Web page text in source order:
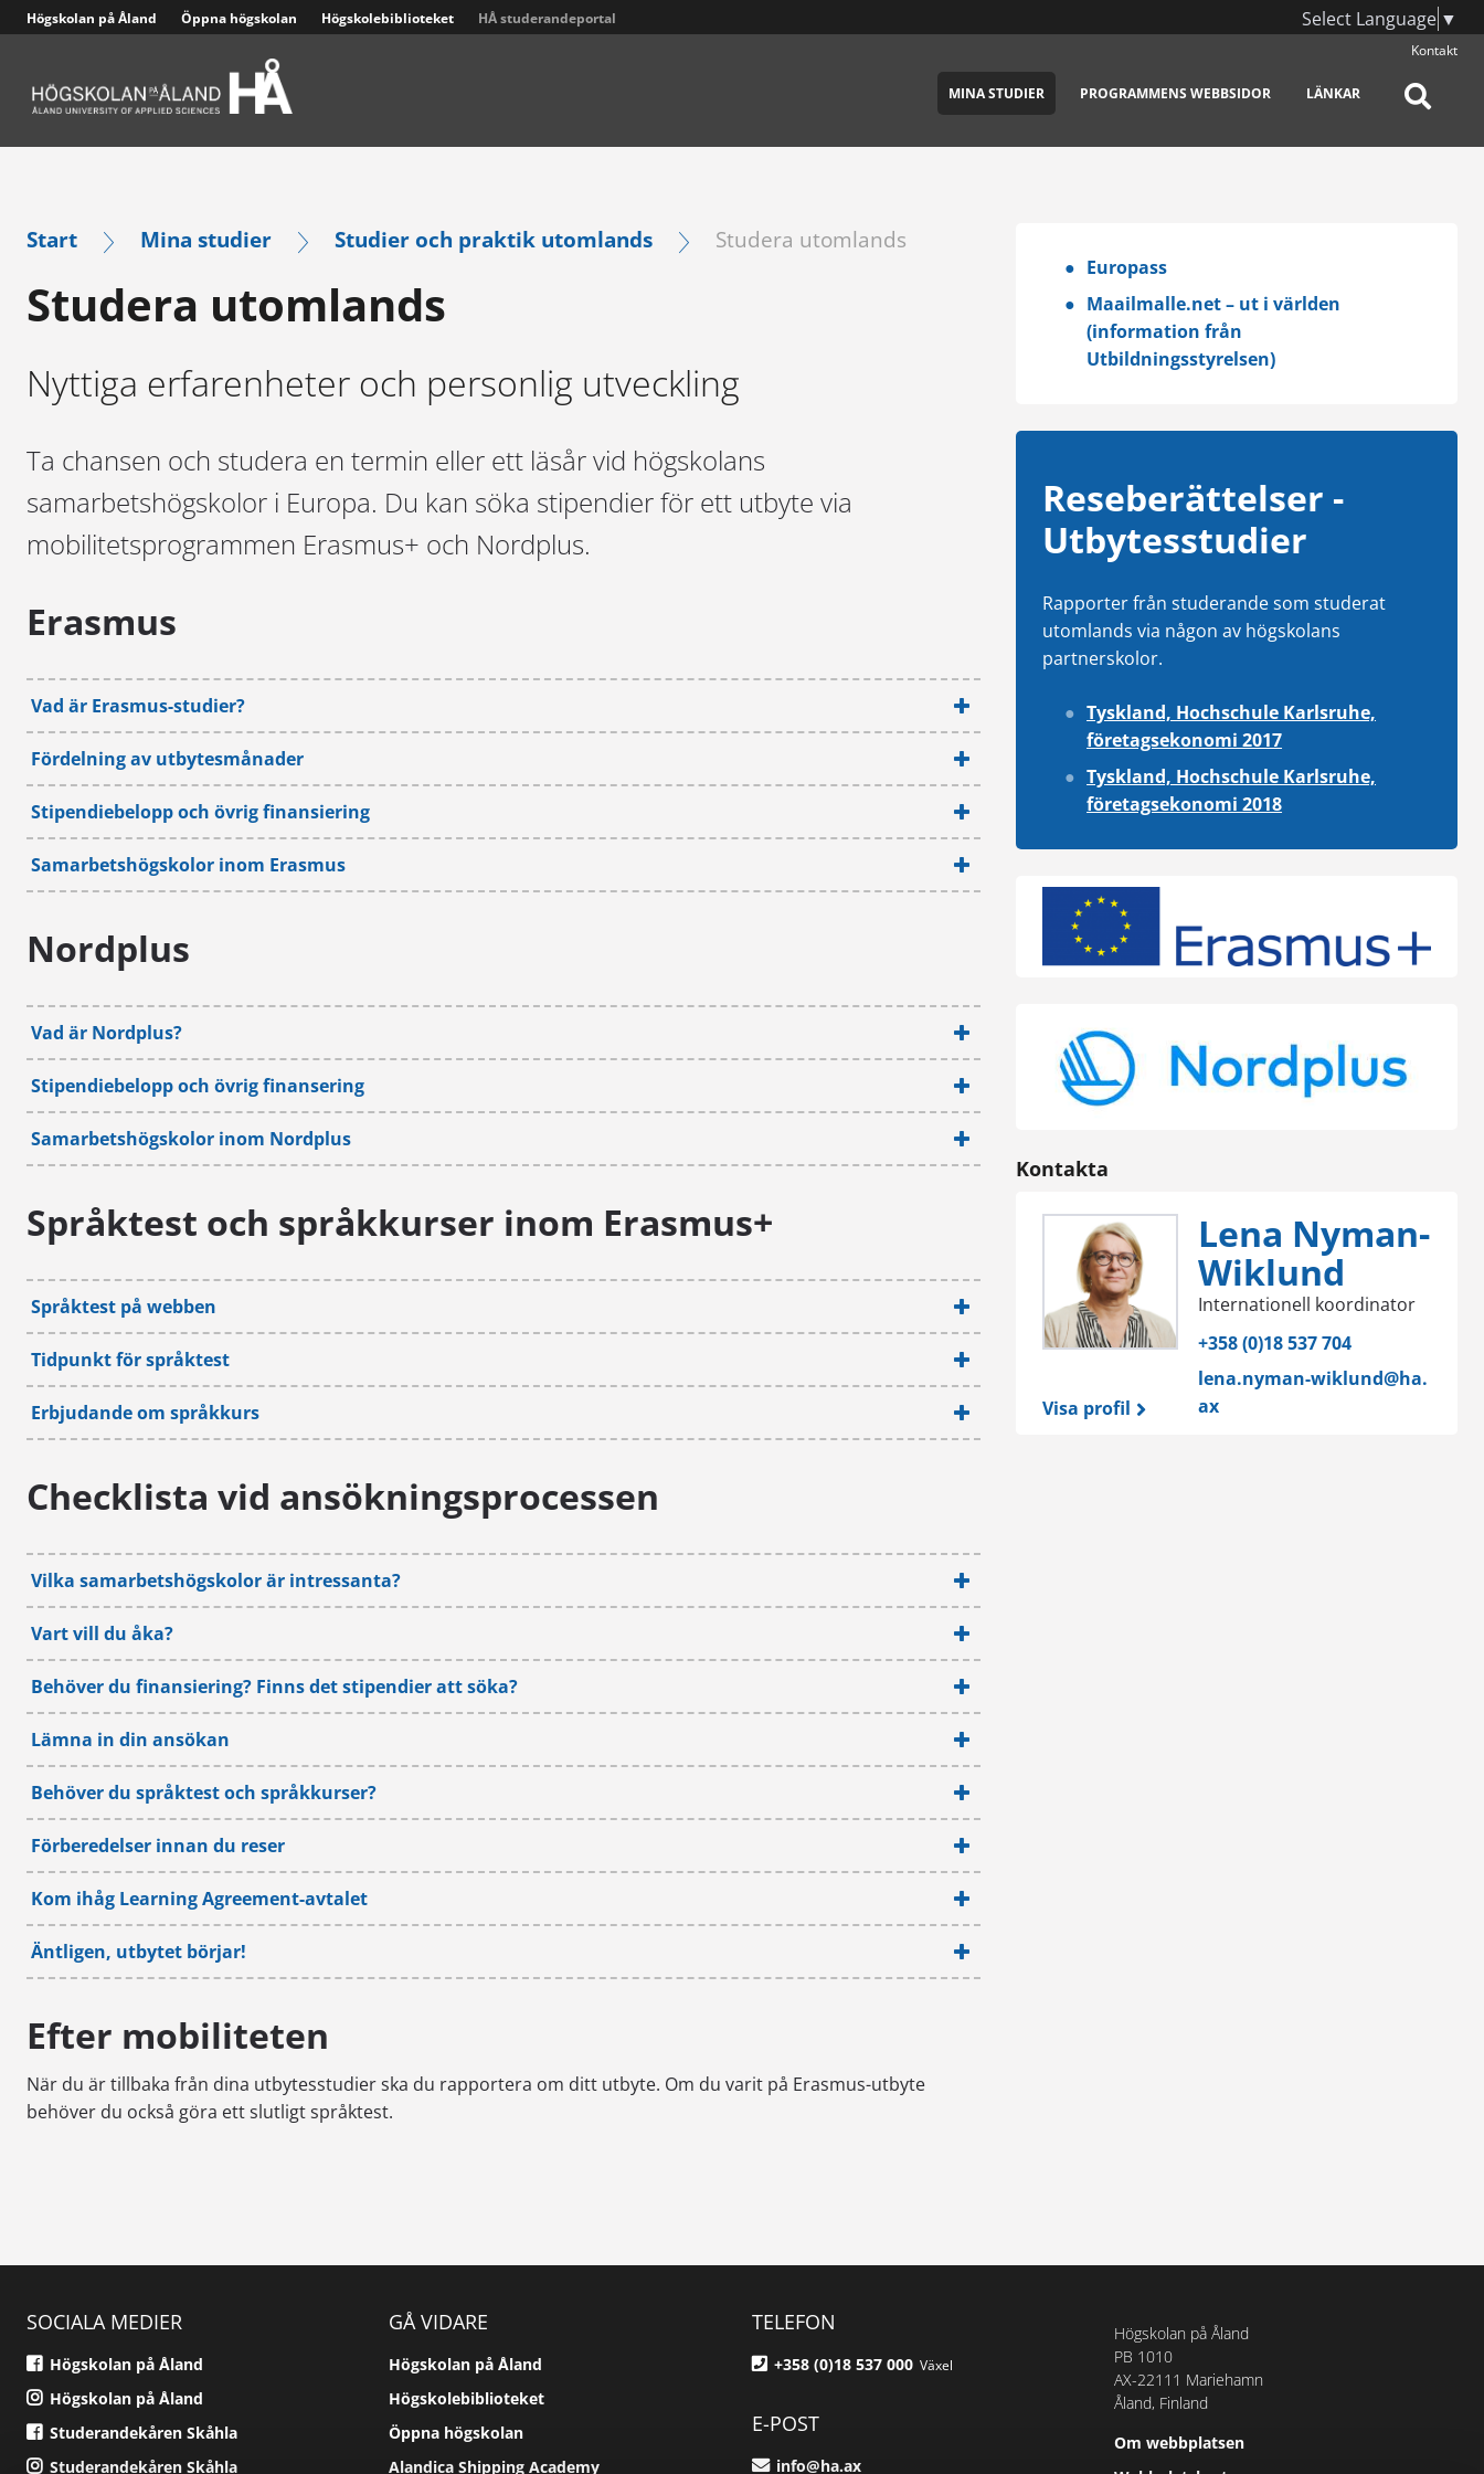
Högskolan på Åland Öppna högskolan Högskolebiblioteket HÅ studerandeportal Select Language ▼
Kontakt
MINA STUDIER PROGRAMMENS WEBBSIDOR LÄNKAR
Start Mina studier Studier och praktik utomlands Studera utomlands
Studera utomlands
Nyttiga erfarenheter och personlig utveckling
Ta chansen och studera en termin eller ett läsår vid högskolans
samarbetshögskolor i Europa. Du kan söka stipendier för ett utbyte via
mobilitetsprogrammen Erasmus+ och Nordplus.
Erasmus
Vad är Erasmus-studier?
Fördelning av utbytesmånader
Stipendiebelopp och övrig finansiering
Samarbetshögskolor inom Erasmus
CIT National Maritime College of Ireland
Nordplus
Vad är Nordplus?
Stipendiebelopp och övrig finansering
Samarbetshögskolor inom Nordplus
Språktest och språkkurser inom Erasmus+
Språktest på webben
Tidpunkt för språktest
Erbjudande om språkkurs
Checklista vid ansökningsprocessen
Vilka samarbetshögskolor är intressanta?
Vart vill du åka?
Behöver du finansiering? Finns det stipendier att söka?
Lämna in din ansökan
Behöver du språktest och språkkurser?
Förberedelser innan du reser
Kom ihåg Learning Agreement-avtalet
Äntligen, utbytet börjar!
Efter mobiliteten
När du är tillbaka från dina utbytesstudier ska du rapportera om ditt utbyte. Om du varit på Erasmus-utbyte
behöver du också göra ett slutligt språktest.
Europass
Maailmalle.net – ut i världen
(information från
Utbildningsstyrelsen)
Reseberättelser -
Utbytesstudier
Rapporter från studerande som studerat
utomlands via någon av högskolans
partnerskolor.
Tyskland, Hochschule Karlsruhe,
företagsekonomi 2017
Tyskland, Hochschule Karlsruhe,
företagsekonomi 2018
Kontakta
Visa profil
Lena Nyman-
Wiklund
Internationell koordinator
+358 (0)18 537 704
lena.nyman-wiklund@ha.
ax
SOCIALA MEDIER
Högskolan på Åland
Högskolan på Åland
Studerandekåren Skåhla
Studerandekåren Skåhla
GÅ VIDARE
Högskolan på Åland
Högskolebiblioteket
Öppna högskolan
Alandica Shipping Academy
TELEFON
+358 (0)18 537 000 Växel
E-POST
info@ha.ax
Högskolan på Åland
PB 1010
AX-22111 Mariehamn
Åland, Finland
Om webbplatsen